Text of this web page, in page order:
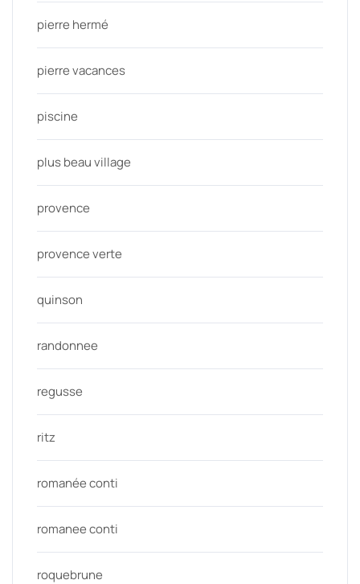
pierre hermé
pierre vacances
piscine
plus beau village
provence
provence verte
quinson
randonnee
regusse
ritz
romanée conti
romanee conti
roquebrune